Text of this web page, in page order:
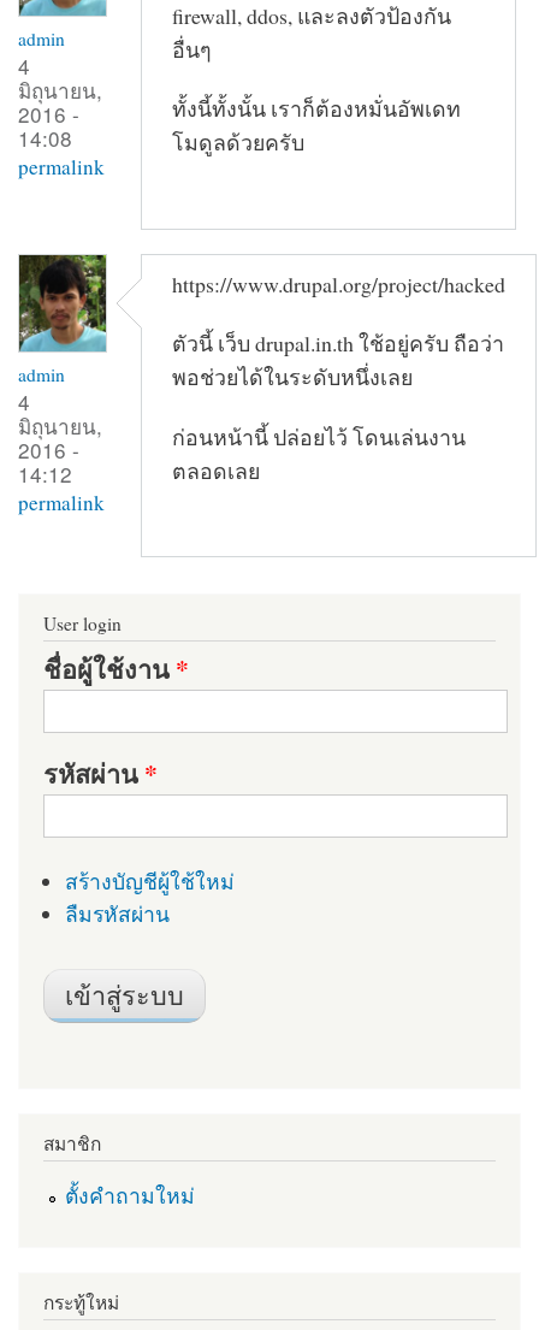
admin
4
มิถุนายน,
2016 -
14:08
permalink
firewall, ddos, และลงตัวป้องกัน
อื่นๆ
ทั้งนี้ทั้งนั้น เราก็ต้องหมั่นอัพเดท
โมดูลด้วยครับ
admin
4
มิถุนายน,
2016 -
14:12
permalink
https://www.drupal.org/project/hacked
ตัวนี้ เว็บ drupal.in.th ใช้อยู่ครับ ถือว่า
พอช่วยได้ในระดับหนึ่งเลย
ก่อนหน้านี้ ปล่อยไว้ โดนเล่นงาน
ตลอดเลย
User login
ชื่อผู้ใช้งาน*
รหัสผ่าน*
สร้างบัญชีผู้ใช้ใหม่
ลืมรหัสผ่าน
สมาชิก
ตั้งคำถามใหม่
กระทู้ใหม่